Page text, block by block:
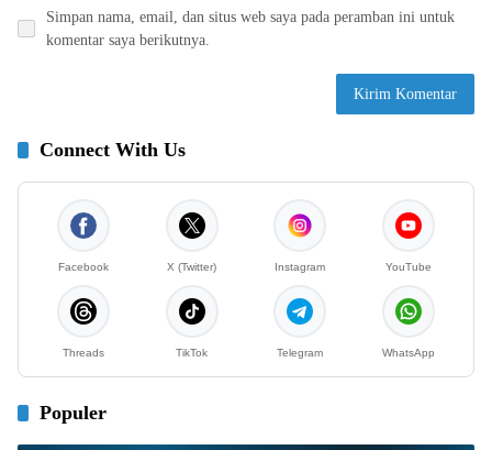
Simpan nama, email, dan situs web saya pada peramban ini untuk
komentar saya berikutnya.
Connect With Us
Facebook X (Twitter) Instagram YouTube
Threads TikTok Telegram WhatsApp
Populer